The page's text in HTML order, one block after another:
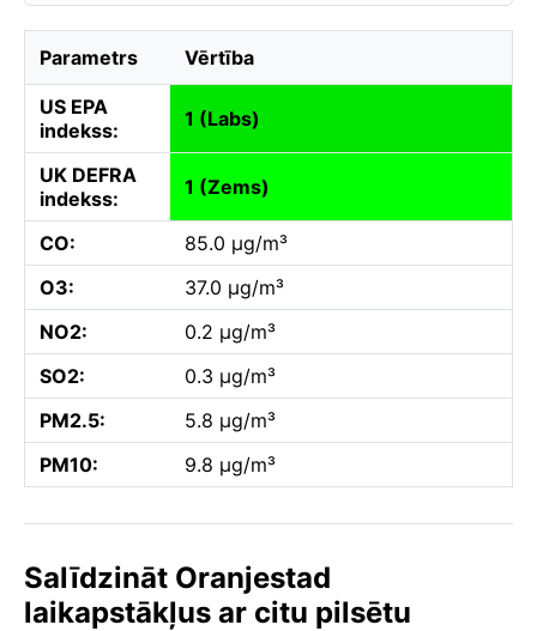
Parametrs Vērtība
US EPA
indekss:
1 (Labs)
UK DEFRA
indekss:
1 (Zems)
CO:
85.0 µg/m³
O3:
37.0 µg/m³
NO2:
0.2 µg/m³
SO2:
0.3 µg/m³
PM2.5:
5.8 µg/m³
PM10:
9.8 µg/m³
Salīdzināt Oranjestad
laikapstākļus ar citu pilsētu